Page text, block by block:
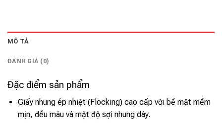
MÔ TẢ
ĐÁNH GIÁ (0)
Đặc điểm sản phẩm
Giấy nhung ép nhiệt (Flocking) cao cấp với bề mặt mềm
mịn, đều màu và mật độ sợi nhung dày.